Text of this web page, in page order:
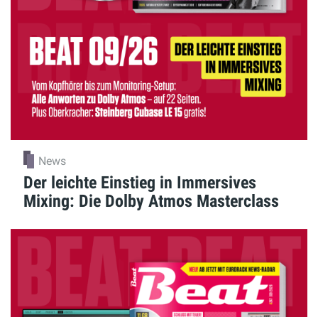
News
Der leichte Einstieg in Immersives
Mixing: Die Dolby Atmos Masterclass